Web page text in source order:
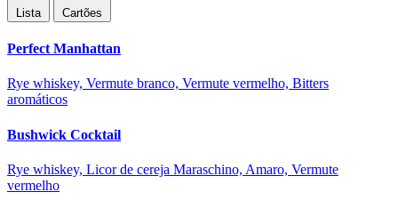
Lista Cartões
Perfect Manhattan
Rye whiskey, Vermute branco, Vermute vermelho, Bitters
aromáticos
Bushwick Cocktail
Rye whiskey, Licor de cereja Maraschino, Amaro, Vermute
vermelho